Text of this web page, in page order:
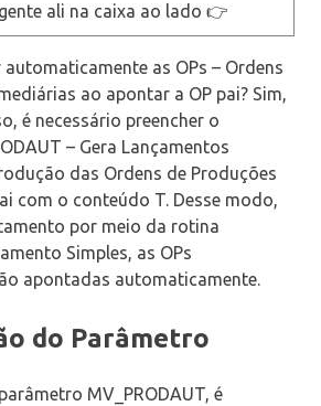
ali na caixa ao lado 👉
as OPs – Ordens
ao apontar a OP pai? Sim,
é necessário preencher o
– Gera Lançamentos
das Ordens de Produções
com o conteúdo T. Desse modo,
por meio da rotina
Simples, as OPs
apontadas automaticamente.
do Parâmetro
MV_PRODAUT, é